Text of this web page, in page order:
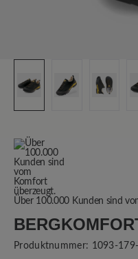
Über 100.000 Kunden sind
Produktnummer: 1093-